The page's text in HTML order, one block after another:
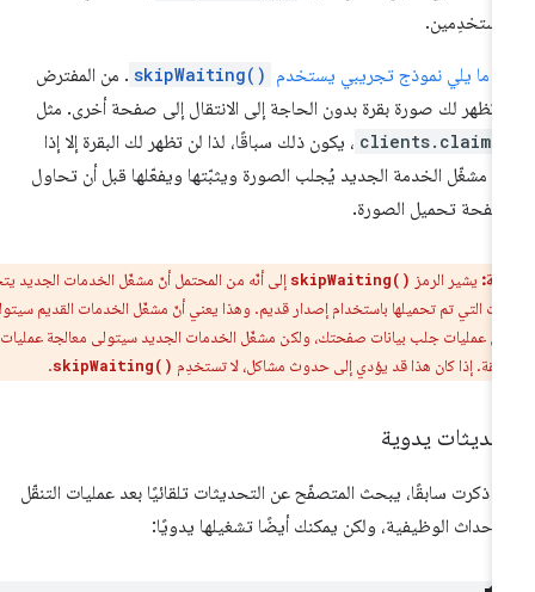
ما يلي نموذج تجريبي يستخدم skipWaiting() . من المفترض
تظهر لك صورة بقرة بدون الحاجة إلى الانتقال إلى صفحة أخرى. مثل
، يكون ذلك سباقًا، لذا لن تظهر لك البقرة إلا إذا
مشغّل الخدمة الجديد يُجلب الصورة ويثبّتها ويفعّلها قبل أن تحاول
تحميل الصورة.
يشير الرمزskipWaiting()إلى أنّه من المحتمل أنّ مشغّل الخدمات الجديد يتحكّم
التي تم تحميلها باستخدام إصدار قديم. وهذا يعني أنّ مشغّل الخدمات القديم سيتولى
عمليات جلب بيانات صفحتك، ولكن مشغّل الخدمات الجديد سيتولى معالجة عمليات
إذا كان هذا قد يؤدي إلى حدوث مشاكل، لا تستخدِمskipWaiting()
.
يدوية
ذكرت سابقًا، يبحث المتصفّح عن التحديثات تلقائيًا بعد عمليات التنقّل
الوظيفية، ولكن يمكنك أيضًا تشغيلها يدويًا: